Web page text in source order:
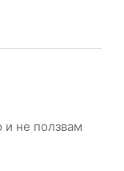
и не ползвам